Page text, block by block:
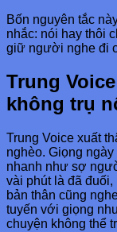
Bốn nguyên tắc
nhắc: nói hay thôi
giữ người nghe đi
Trung
không trụ
Trung Voice xuất
nghèo. Giọng
nhanh như sợ
vài phút là đã
bản thân cũng
tuyến với giọng
chuyện không thể